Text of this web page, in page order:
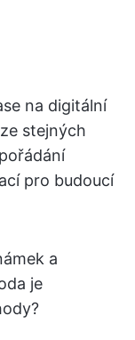
na digitální
stejných
pro budoucí
a
je